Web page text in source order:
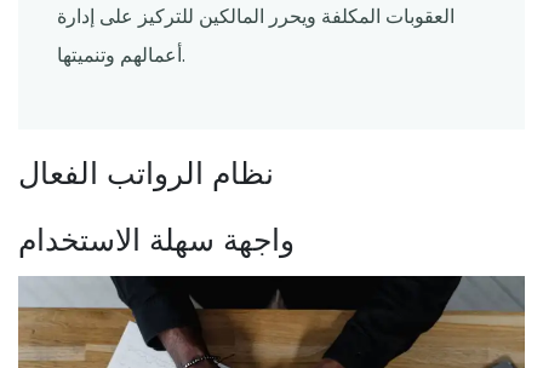
العقوبات المكلفة ويحرر المالكين للتركيز على إدارة
أعمالهم وتنميتها.
نظام الرواتب الفعال
واجهة سهلة الاستخدام